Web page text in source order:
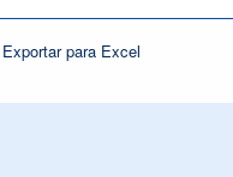
Exportar para Excel